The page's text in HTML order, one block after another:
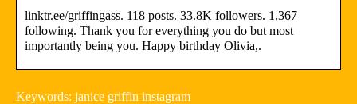
linktr.ee/griffingass. 118 posts. 33.8K followers. 1,367
following. Thank you for everything you do but most
importantly being you. Happy birthday Olivia,.
Keywords: janice griffin instagram